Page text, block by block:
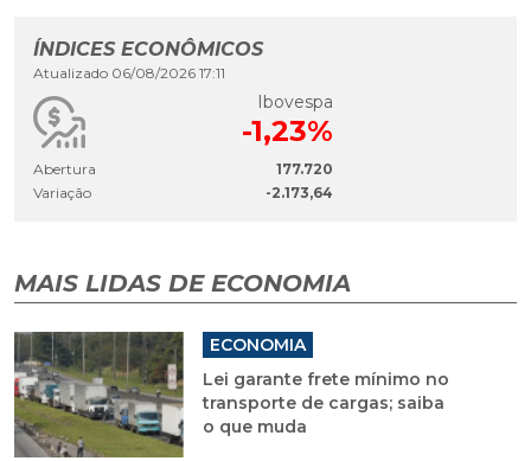
ÍNDICES ECONÔMICOS
Atualizado 06/08/2026 17:11
Ibovespa
-1,23%
Abertura
177.720
Variação
-2.173,64
MAIS LIDAS DE ECONOMIA
ECONOMIA
Lei garante frete mínimo no
transporte de cargas; saiba
o que muda